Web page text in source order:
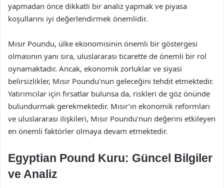
yapmadan önce dikkatli bir analiz yapmak ve piyasa
koşullarını iyi değerlendirmek önemlidir.
Mısır Poundu, ülke ekonomisinin önemli bir göstergesi
olmasının yanı sıra, uluslararası ticarette de önemli bir rol
oynamaktadır. Ancak, ekonomik zorluklar ve siyasi
belirsizlikler, Mısır Poundu’nun geleceğini tehdit etmektedir.
Yatırımcılar için fırsatlar bulunsa da, riskleri de göz önünde
bulundurmak gerekmektedir. Mısır’ın ekonomik reformları
ve uluslararası ilişkileri, Mısır Poundu’nun değerini etkileyen
en önemli faktörler olmaya devam etmektedir.
Egyptian Pound Kuru: Güncel Bilgiler
ve Analiz